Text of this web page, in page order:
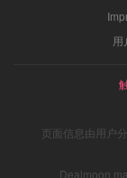
用
页面信息由用户
Dealmoon